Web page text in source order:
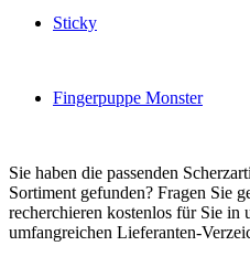
Sticky
Fingerpuppe Monster
Sie haben die passenden
Sortiment gefunden? Fragen Sie
recherchieren kostenlos für Sie in
umfangreichen Lieferanten-